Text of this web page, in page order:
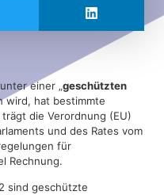
einer „geschützten
wird, hat bestimmte
die Verordnung (EU)
und des Rates vom
für
Rechnung.
sind geschützte